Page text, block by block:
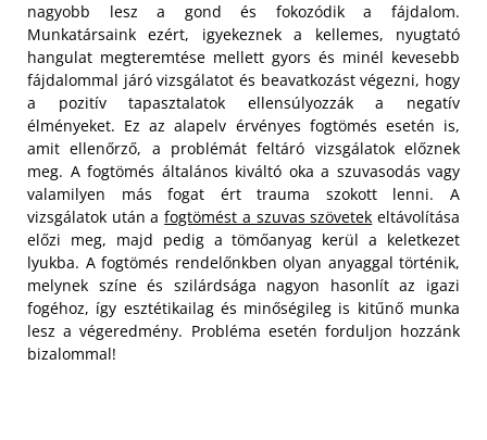
nagyobb lesz a gond és fokozódik a fájdalom.
Munkatársaink ezért, igyekeznek a kellemes, nyugtató
hangulat megteremtése mellett gyors és minél kevesebb
fájdalommal járó vizsgálatot és beavatkozást végezni, hogy
a pozitív tapasztalatok ellensúlyozzák a negatív
élményeket. Ez az alapelv érvényes fogtömés esetén is,
amit ellenőrző, a problémát feltáró vizsgálatok előznek
meg. A fogtömés általános kiváltó oka a szuvasodás vagy
valamilyen más fogat ért trauma szokott lenni. A
vizsgálatok után afogtömést a szuvas szövetek eltávolítása
előzi meg, majd pedig a tömőanyag kerül a keletkezet
lyukba. A fogtömés rendelőnkben olyan anyaggal történik,
melynek színe és szilárdsága nagyon hasonlít az igazi
fogéhoz, így esztétikailag és minőségileg is kitűnő munka
lesz a végeredmény. Probléma esetén forduljon hozzánk
bizalommal!